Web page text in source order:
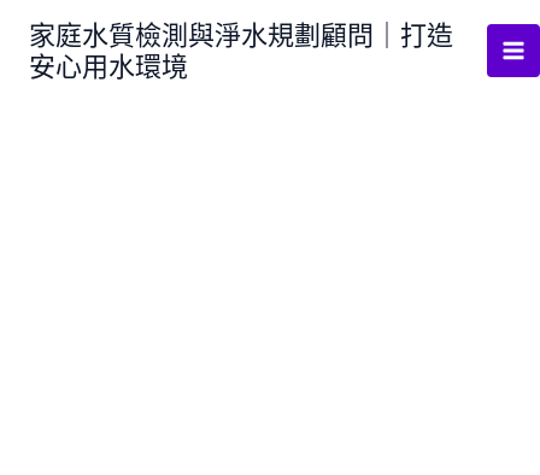
家庭水質檢測與淨水規劃顧問｜打造
安心用水環境